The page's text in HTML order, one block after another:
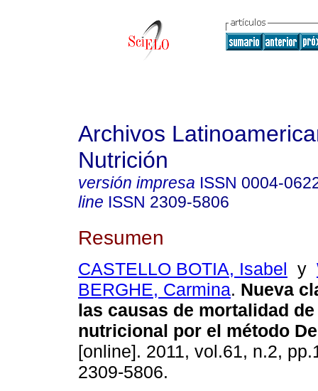
Archivos
Nutrición
versión impresa ISSN 0004-
line ISSN 2309-5806
Resumen
CASTELLO BOTIA, Isabel y
BERGHE, Carmina. Nueva
las causas de mortalidad
nutricional por el método
[online]. 2011, vol.61, n.2,
2309-5806.